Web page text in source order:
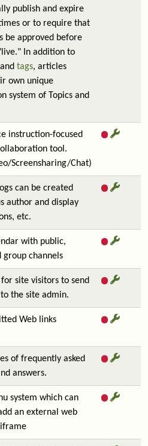
publish and expire
or to require that
be approved before
In addition to
and tags, articles
own unique
system of Topics and
instruction-focused
tool.
Screensharing/Chat)
can be created
author and display
etc.
with public,
group channels
site visitors to send
the site admin.
Web links
of frequently asked
answers.
system which can
an external web